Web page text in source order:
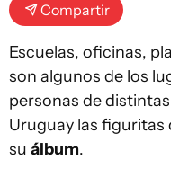
Compartir
Escuelas, oficinas,
son algunos de los
personas de
Uruguay las figuritas
su álbum.